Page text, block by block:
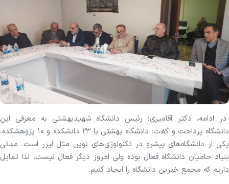
در ادامه، دکتر آقامیری؛ رئیس دانشگاه شهیدبهشتی به معرفی این
دانشگاه پرداخت و گفت: دانشگاه بهشتی با ۲۳ دانشکده و ۱۰ پژوهشکده،
یکی از دانشگاه‌های پیشرو در تکنولوژی‌های نوین مثل لیزر است. مدتی
بنیاد حامیان دانشگاه فعال بوده ولی امروز دیگر فعال نیست، لذا تمایل
داریم که مجمع خیرین دانشگاه را ایجاد کنیم.